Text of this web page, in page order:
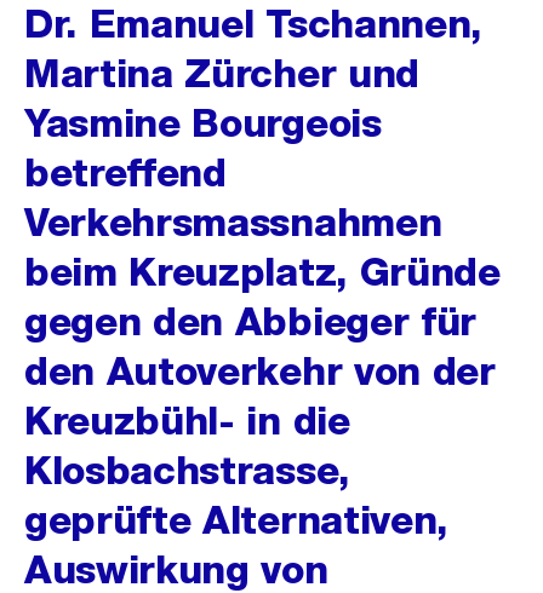
Dr. Emanuel Tschannen,
Martina Zürcher und
Yasmine Bourgeois
betreffend
Verkehrsmassnahmen
beim Kreuzplatz, Gründe
gegen den Abbieger für
den Autoverkehr von der
Kreuzbühl- in die
Klosbachstrasse,
geprüfte Alternativen,
Auswirkung von